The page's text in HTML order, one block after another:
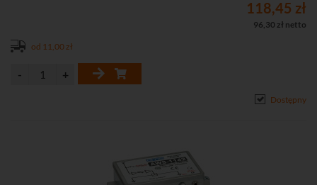
118,45 zł
96,30 zł netto
od 11,00 zł
Dostępny